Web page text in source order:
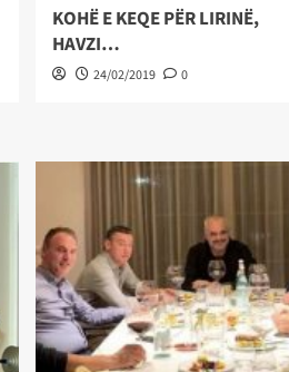
KOHË E KEQE PËR LIRINË,
HAVZI…
24/02/2019 0